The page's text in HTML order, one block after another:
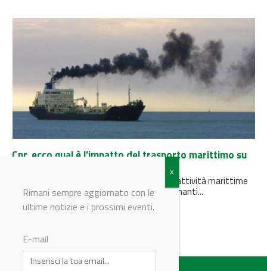
Cnr, ecco qual è l’impatto del trasporto marittimo su
Alcuni studi effettuati dall’Oms indicano le attività marittime
tra le sei maggiori sorgenti emissive di inquinanti...
Rimani sempre aggiornato con le
ultime notizie e i prossimi eventi.
E-mail